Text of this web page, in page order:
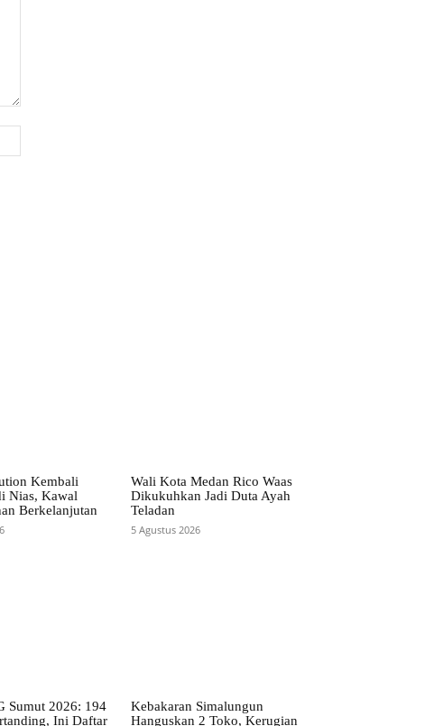
Kembali
Nias, Kawal
Berkelanjutan
Wali Kota Medan Rico Waas
Dikukuhkan Jadi Duta Ayah
Teladan
5 Agustus 2026
Sumut 2026: 194
Ini Daftar
Kebakaran Simalungun
Hanguskan 2 Toko, Kerugian